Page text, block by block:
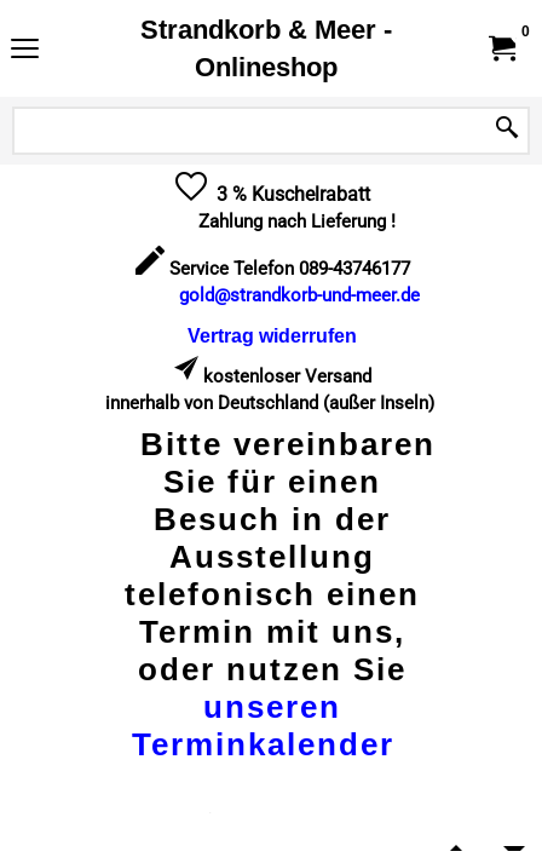
Strandkorb & Meer -
Onlineshop
0
3 % Kuschelrabatt
Zahlung nach Lieferung !
Service Telefon 089-43746177
gold@strandkorb-und-meer.de
Vertrag widerrufen
kostenloser Versand
innerhalb von Deutschland (außer Inseln)
Bitte vereinbaren
Sie für einen
Besuch in der
Ausstellung
telefonisch einen
Termin mit uns,
oder nutzen Sie
unseren
Terminkalender